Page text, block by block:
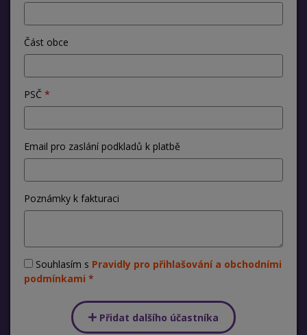
Část obce
PSČ
Email pro zaslání podkladů k platbě
Poznámky k fakturaci
Souhlasím s Pravidly pro přihlašování a obchodními
podmínkami
Přidat dalšího účastníka